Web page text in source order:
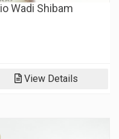
Wadi Shibam
View Details